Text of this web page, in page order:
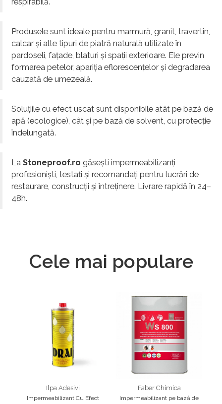
Produsele sunt ideale pentru marmură, granit, travertin,
calcar și alte tipuri de piatră naturală utilizate în
pardoseli, fațade, blaturi și spații exterioare. Ele previn
formarea petelor, apariția eflorescențelor și degradarea
cauzată de umezeală.
Soluțiile cu efect uscat sunt disponibile atât pe bază de
apă (ecologice), cât și pe bază de solvent, cu protecție
îndelungată.
La Stoneproof.ro găsești impermeabilizanți
profesioniști, testați și recomandați pentru lucrări de
restaurare, construcții și întreținere. Livrare rapidă în 24–
48h.
Cele mai populare
Ilpa Adesivi
Impermeabilizant Cu Efect
Faber Chimica
Impermeabilizant pe bază de